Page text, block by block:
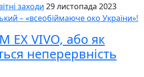
заходи 29 листопада 2023
– «всеобіймаюче око України»!
EX VIVO, або як
неперервність